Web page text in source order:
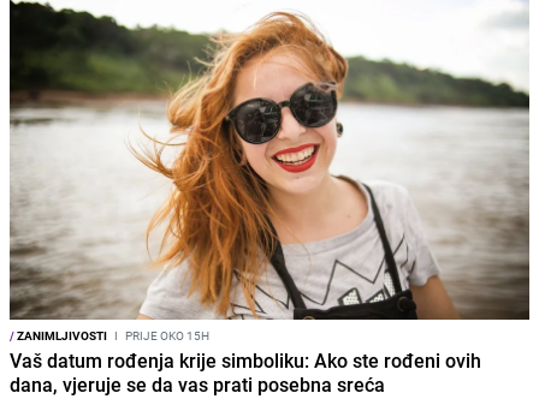
/ZANIMLJIVOSTI I PRIJE OKO 15H
Vaš datum rođenja krije simboliku: Ako ste rođeni ovih
dana, vjeruje se da vas prati posebna sreća